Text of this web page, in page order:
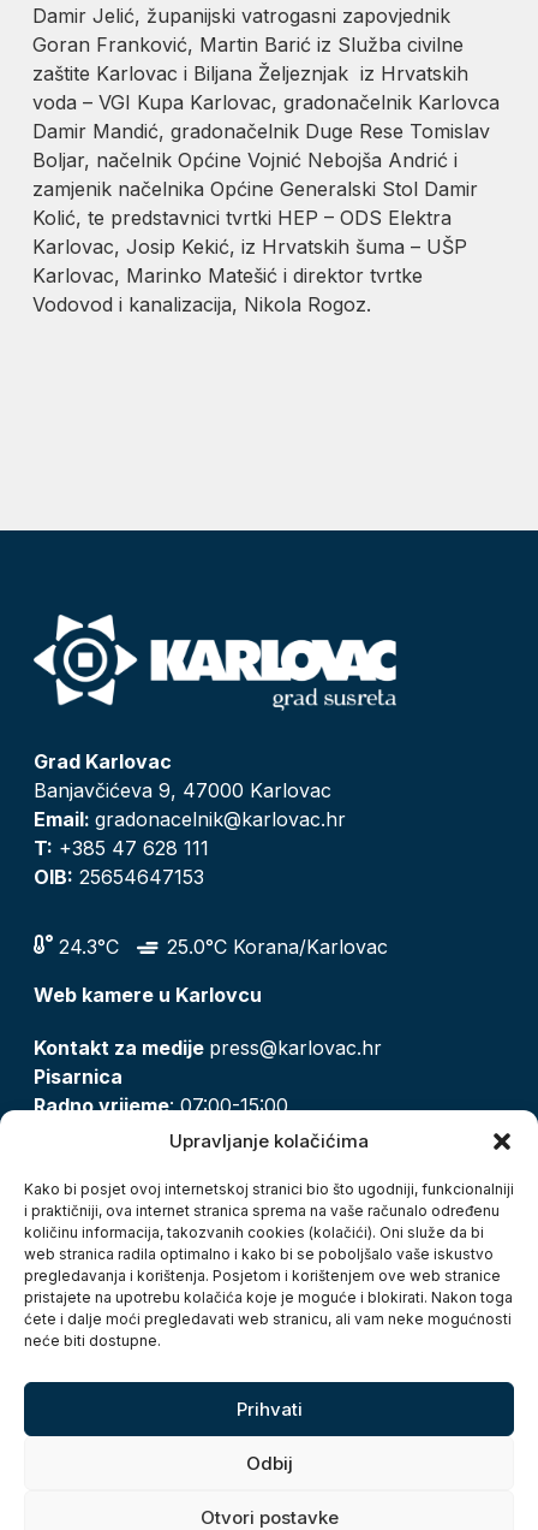
Upravljanje kolačićima
Kako bi posjet ovoj internetskoj stranici bio što ugodniji, funkcionalniji
i praktičniji, ova internet stranica sprema na vaše računalo određenu
količinu informacija, takozvanih cookies (kolačići). Oni služe da bi
web stranica radila optimalno i kako bi se poboljšalo vaše iskustvo
pregledavanja i korištenja. Posjetom i korištenjem ove web stranice
pristajete na upotrebu kolačića koje je moguće i blokirati. Nakon toga
ćete i dalje moći pregledavati web stranicu, ali vam neke mogućnosti
neće biti dostupne.
Prihvati
Odbij
Otvori postavke
Damir Jelić, županijski vatrogasni zapovjednik
Goran Franković, Martin Barić iz Služba civilne
zaštite Karlovac i Biljana Željeznjak iz Hrvatskih
voda – VGI Kupa Karlovac, gradonačelnik Karlovca
Damir Mandić, gradonačelnik Duge Rese Tomislav
Boljar, načelnik Općine Vojnić Nebojša Andrić i
zamjenik načelnika Općine Generalski Stol Damir
Kolić, te predstavnici tvrtki HEP – ODS Elektra
Karlovac, Josip Kekić, iz Hrvatskih šuma – UŠP
Karlovac, Marinko Matešić i direktor tvrtke
Vodovod i kanalizacija, Nikola Rogoz.
Grad Karlovac
Banjavčićeva 9, 47000 Karlovac
Email: gradonacelnik@karlovac.hr
T: +385 47 628 111
OIB: 25654647153
24.3°C
25.0°C Korana/Karlovac
Web kamere u Karlovcu
Kontakt za medije press@karlovac.hr
Pisarnica
Radno vrijeme: 07:00-15:00
pisarnica@karlovac.hr
Zaštita osobnih podataka
Pristup informacijama
Kolačići
Izjava o pristupačnosti
Turistička zajednica grada Karlovca